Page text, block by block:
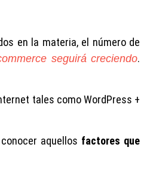
en la materia, el número de
seguirá creciendo.
tales como WordPress +
aquellos factores que